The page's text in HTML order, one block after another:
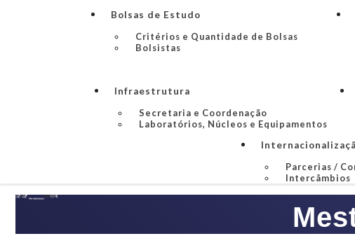
Bolsas de Estudo
Critérios e Quantidade de Bolsas
Bolsistas
Infraestrutura
Secretaria e Coordenação
Laboratórios, Núcleos e Equipamentos
Parcerias /
Intercâmbios